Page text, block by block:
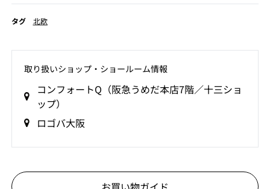
タグ 北欧
取り扱いショップ‧ショールーム情報
コンフォートQ（阪急うめだ本店7階／十三ショ
ップ）
ロゴバ大阪